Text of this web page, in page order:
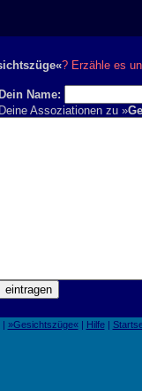
? Erzähle es
Dein Name:
Deine Assoziationen zu »
| »Gesichtszüge«| Hilfe|